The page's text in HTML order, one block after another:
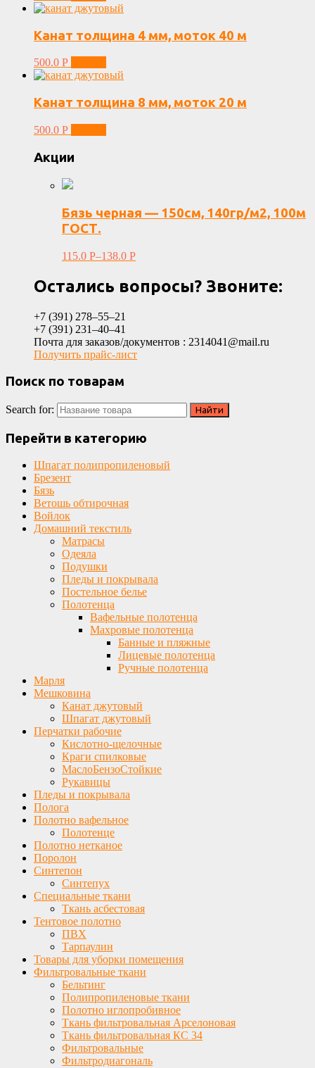
Канат толщина 4 мм, моток 40 м
500.0 Р
Канат толщина 8 мм, моток 20 м
500.0 Р
Акции
Бязь черная — 150см, 140гр/м2, 100м
ГОСТ.
115.0 Р–138.0 Р
Остались вопросы? Звоните:
+7 (391) 278‒55‒21
+7 (391) 231‒40‒41
Почта для заказов/документов : 2314041@mail.ru
Получить прайс-лист
Поиск по товарам
Search for:
Перейти в категорию
Шпагат полипропиленовый
Брезент
Бязь
Ветошь обтирочная
Войлок
Домашний текстиль
Матрасы
Одеяла
Подушки
Пледы и покрывала
Постельное белье
Полотенца
Вафельные полотенца
Махровые полотенца
Банные и пляжные
Лицевые полотенца
Ручные полотенца
Марля
Мешковина
Канат джутовый
Шпагат джутовый
Перчатки рабочие
Кислотно-щелочные
Краги спилковые
МаслоБензоСтойкие
Рукавицы
Пледы и покрывала
Полога
Полотно вафельное
Полотенце
Полотно нетканое
Поролон
Синтепон
Синтепух
Специальные ткани
Ткань асбестовая
Тентовое полотно
ПВХ
Тарпаулин
Товары для уборки помещения
Фильтровальные ткани
Бельтинг
Полипропиленовые ткани
Полотно иглопробивное
Ткань фильтровальная Арселоновая
Ткань фильтровальная КС 34
Фильтровальные
Фильтродиагональ